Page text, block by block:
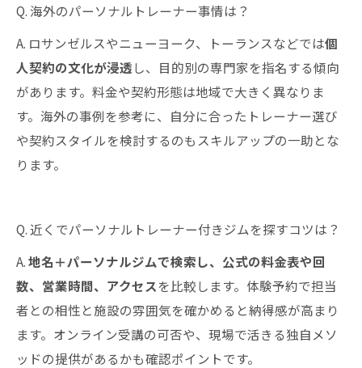
Q. 海外のパーソナルトレーナー事情は？
A. ロサンゼルスやニューヨーク、トーランスなどでは個
人契約の文化が浸透し、目的別の専門家を指名する傾向
があります。料金や契約形態は地域で大きく異なりま
す。海外の事例を参考に、自分に合ったトレーナー選び
や契約スタイルを検討するのもスキルアップの一助とな
ります。
Q. 近くでパーソナルトレーナー付きジムを探すコツは？
A.地名＋パーソナルジムで検索し、公式の料金表や回
数、営業時間、アクセスを比較します。体験予約で担当
者との相性と施設の雰囲気を確かめると納得感が高まり
ます。オンライン受講の可否や、現場で活きる独自メソ
ッドの提供があるかも確認ポイントです。